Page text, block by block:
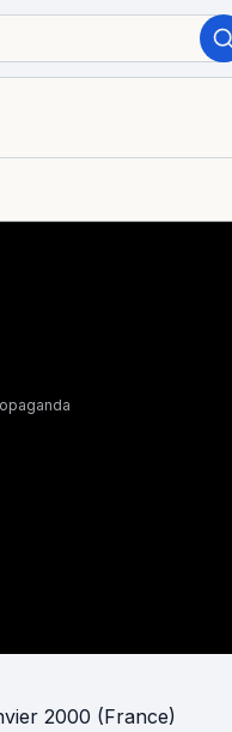
2000 (France)